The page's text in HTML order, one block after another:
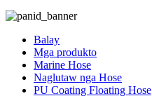
Balay
Mga produkto
Marine Hose
Naglutaw nga Hose
PU Coating Floating Hose